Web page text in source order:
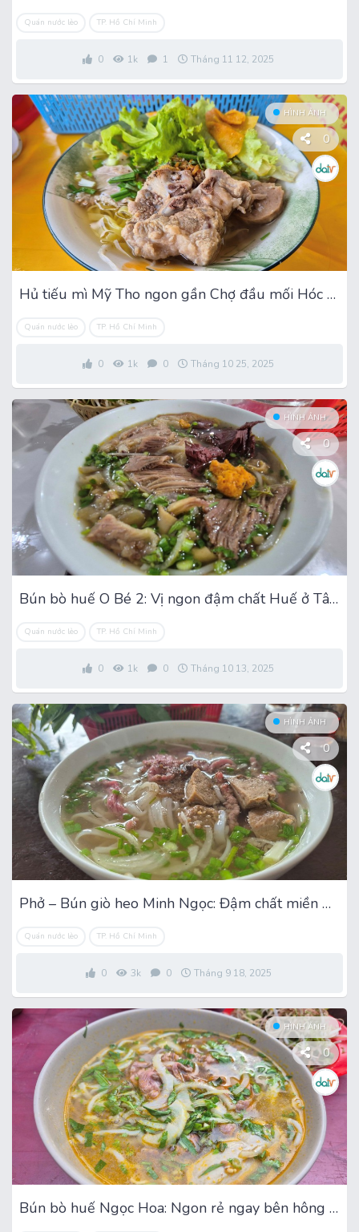
Quán nước lèo TP. Hồ Chí Minh
0 1k 1 Tháng 11 12, 2025
HÌNH ẢNH
0
Hủ tiếu mì Mỹ Tho ngon gần Chợ đầu mối Hóc Môn
Quán nước lèo TP. Hồ Chí Minh
0 1k 0 Tháng 10 25, 2025
HÌNH ẢNH
0
Bún bò huế O Bé 2: Vị ngon đậm chất Huế ở Tân Thành
Quán nước lèo TP. Hồ Chí Minh
0 1k 0 Tháng 10 13, 2025
HÌNH ẢNH
0
Phở – Bún giò heo Minh Ngọc: Đậm chất miền Nam ở xã Xuân Thới Sơn
Quán nước lèo TP. Hồ Chí Minh
0 3k 0 Tháng 9 18, 2025
HÌNH ẢNH
0
Bún bò huế Ngọc Hoa: Ngon rẻ ngay bên hông Trại giam Chí Hòa